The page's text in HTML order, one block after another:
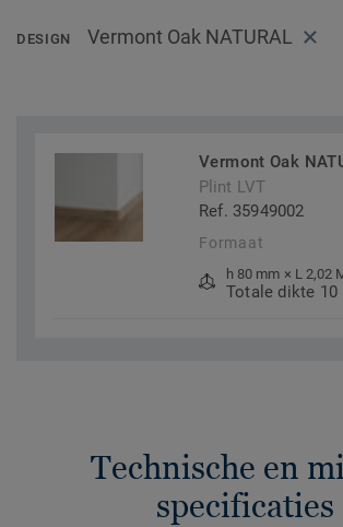
DESIGN Vermont Oak NATURAL
Vermont Oak
Plint LVT
Ref. 35949002
Formaat
h 80 mm × L 2,02
Totale dikte 10
Technische en
specificaties